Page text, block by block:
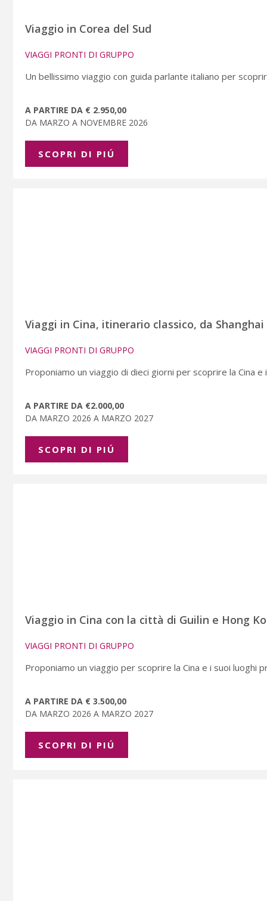
Viaggio in Corea del Sud
VIAGGI PRONTI DI GRUPPO
Un bellissimo viaggio con guida parlante italiano per
A PARTIRE DA € 2.950,00
DA MARZO A NOVEMBRE 2026
SCOPRI DI PIÚ
Viaggi in Cina, itinerario classico, da Shanghai
VIAGGI PRONTI DI GRUPPO
Proponiamo un viaggio di dieci giorni per scoprire la Cina
A PARTIRE DA €2.000,00
DA MARZO 2026 A MARZO 2027
SCOPRI DI PIÚ
Viaggio in Cina con la città di Guilin e Hong
VIAGGI PRONTI DI GRUPPO
Proponiamo un viaggio per scoprire la Cina e i suoi luoghi
A PARTIRE DA € 3.500,00
DA MARZO 2026 A MARZO 2027
SCOPRI DI PIÚ